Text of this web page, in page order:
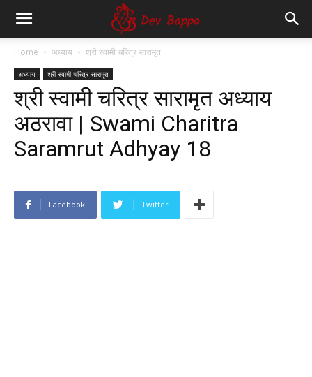
Dev
Bappa
Home अध्याय श्री स्वामी चरित्र सारामृत
अध्याय श्री स्वामी चरित्र सारामृत
श्री स्वामी चरित्र सारामृत अध्याय
अठरावा | Swami Charitra
Saramrut Adhyay 18
Facebook Twitter